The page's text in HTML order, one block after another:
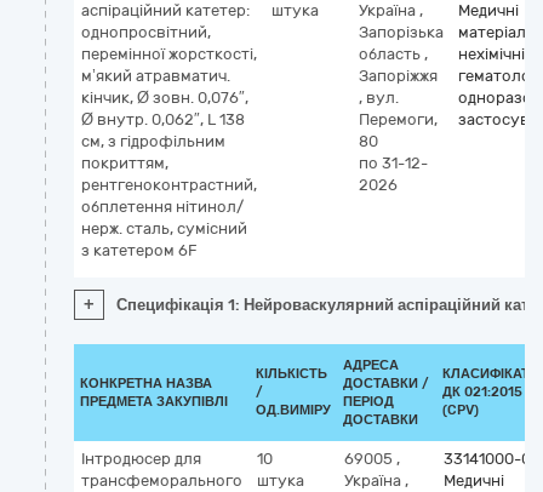
аспіраційний катетер:
однопросвітний,
перемінної жорсткості,
м’який атравматич.
кінчик, Ø зовн. 0,076″,
Ø внутр. 0,062″, L 138
см, з гідрофільним
покриттям,
рентгеноконтрастний,
обплетення нітинол/
нерж. сталь, сумісний
з катетером 6F
штука
Україна ,
Запорізька
область ,
Запоріжжя
, вул.
Перемоги,
80
по 31-12-
2026
Медичні
матеріали
нехімічні
+ Специфікація 1: Нейроваскулярний аспіраційний
КОНКРЕТНА НАЗВА
ПРЕДМЕТА ЗАКУПІВЛІ
КІЛЬКІСТЬ
/
ОД.ВИМІРУ
АДРЕСА
ДОСТАВКИ /
ПЕРІОД
ДОСТАВКИ
ДК 021:2015
(CPV)
Інтродюсер для
трансфеморального
10
штука
69005 ,
Україна ,
33141000-0
Медичні